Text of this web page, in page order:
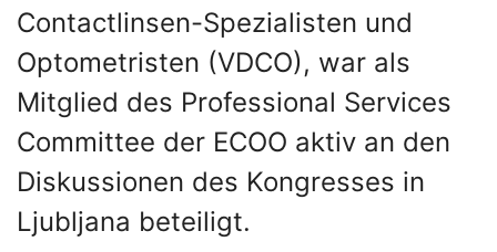
Contactlinsen-Spezialisten und
Optometristen (VDCO), war als
Mitglied des Professional Services
Committee der ECOO aktiv an den
Diskussionen des Kongresses in
Ljubljana beteiligt.